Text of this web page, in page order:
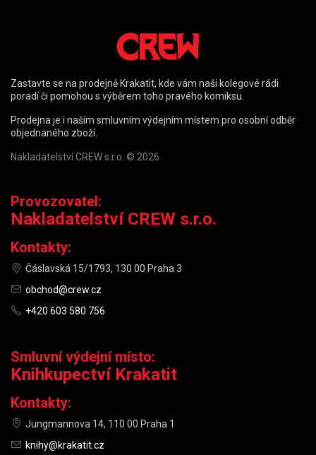
Zastavte se na prodejně Krakatit, kde vám naši kolegové rádi
poradí či pomohou s výběrem toho pravého komiksu.
Prodejna je i naším smluvním výdejním místem pro osobní odběr
objednaného zboží.
Nakladatelství CREW s.r.o. © 2026
Provozovatel:
Nakladatelství CREW s.r.o.
Kontakty:
Čáslavská 15/1793, 130 00 Praha 3
obchod@crew.cz
+420 603 580 756
Smluvní výdejní místo:
Knihkupectví Krakatit
Kontakty:
Jungmannova 14, 110 00 Praha 1
knihy@krakatit.cz